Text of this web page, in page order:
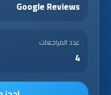
Google Reviews
عدد المراجعات
4